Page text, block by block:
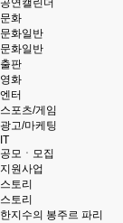
공연캘린더
문화
문화일반
문화일반
출판
영화
엔터
스포츠/게임
광고/마케팅
IT
공모ㆍ모집
지원사업
스토리
스토리
한지수의 봉주르 파리